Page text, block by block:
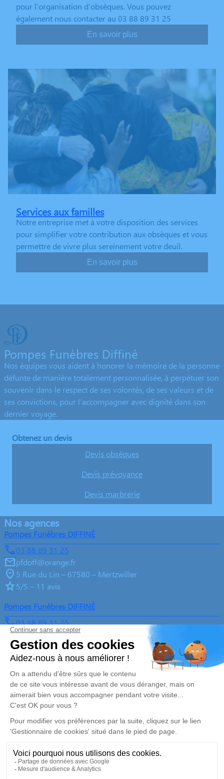
pour l’organisation d’obsèques. Vous pouvez
également nous contacter au 03 88 89 31 25
En savoir plus
Services aux familles
Notre entreprise met à votre disposition des services
pour simplifier votre contribution aux obsèques et vous
permettre de vivre plus sereinement votre deuil.
En savoir plus
Pompes Funèbres Diffiné
Nos équipes vous aident à honorer la mémoire de la personne
défunte de manière totalement personnalisée, à perpétuer son
souvenir dans le respect de ses volontés, de ses valeurs et de
ses convictions, pour l’accompagner avec dignité dans son
dernier voyage.
Obtenez un devis
Devis obsèques
Devis prévoyance
Devis marbrerie
Nos agences
Pompes Funèbres DIFFINÉ
03 88 89 31 25
pfdoff@orange.fr
5 Rue du Lin – 67580 – Mertzwiller
5/5 – 11 avis
Pompes Funèbres DIFFINÉ
03 88 89 31 25
pfdoff@orange.fr
31, Rue de Dahn – 67340 – Offwiller
5/5 – 76 avis
Nos Services
Organiser des obsèques
Monuments funéraires
Services aux familles
Liens utiles
Avis de décès
Demande de rendez-vous en
Nos réseaux sociaux
Politique de traitement des données personnelles
Politique d’utilisation des cookies